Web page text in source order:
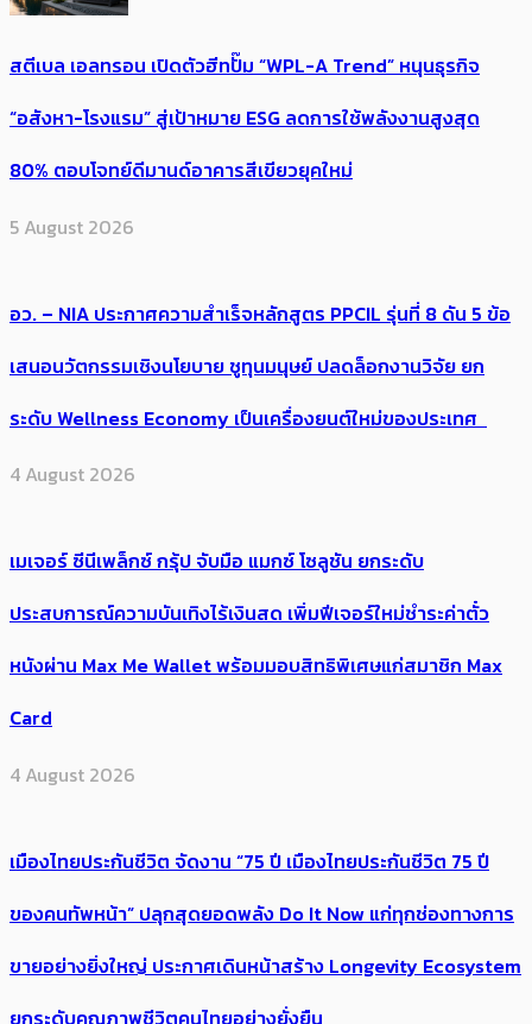
สตีเบล เอลทรอน เปิดตัวฮีทปั๊ม “WPL-A Trend” หนุนธุรกิจ
“อสังหา-โรงแรม” สู่เป้าหมาย ESG ลดการใช้พลังงานสูงสุด
80% ตอบโจทย์ดีมานด์อาคารสีเขียวยุคใหม่
5 August 2026
อว. – NIA ประกาศความสำเร็จหลักสูตร PPCIL รุ่นที่ 8 ดัน 5 ข้อ
เสนอนวัตกรรมเชิงนโยบาย ชูทุนมนุษย์ ปลดล็อกงานวิจัย ยก
ระดับ Wellness Economy เป็นเครื่องยนต์ใหม่ของประเทศ
4 August 2026
เมเจอร์ ซีนีเพล็กซ์ กรุ้ป จับมือ แมกซ์ โซลูชัน ยกระดับ
ประสบการณ์ความบันเทิงไร้เงินสด เพิ่มฟีเจอร์ใหม่ชำระค่าตั๋ว
หนังผ่าน Max Me Wallet พร้อมมอบสิทธิพิเศษแก่สมาชิก Max
Card
4 August 2026
เมืองไทยประกันชีวิต จัดงาน “75 ปี เมืองไทยประกันชีวิต 75 ปี
ของคนทัพหน้า” ปลุกสุดยอดพลัง Do It Now แก่ทุกช่องทางการ
ขายอย่างยิ่งใหญ่ ประกาศเดินหน้าสร้าง Longevity Ecosystem
ยกระดับคุณภาพชีวิตคนไทยอย่างยั่งยืน